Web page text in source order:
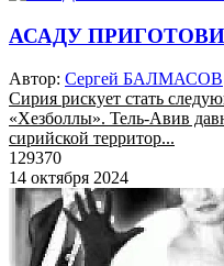
АСАДУ
Автор: Сергей БАЛМАСОВ
Сирия рискует стать
«Хезболлы». Тель-Авив
сирийской территор...
129370
14 октября 2024